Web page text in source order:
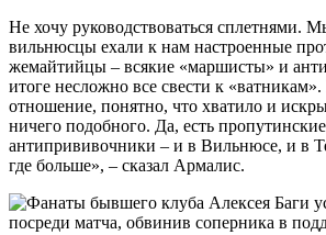
Не хочу руководствоваться сплетнями.
вильнюсцы ехали к нам настроенные
жемайтийцы – всякие «маршисты» и
итоге несложно все свести к «ватникам».
отношение, понятно, что хватило и
ничего подобного. Да, есть
антипрививочники – и в Вильнюсе, и в
где больше», – сказал Армалис.